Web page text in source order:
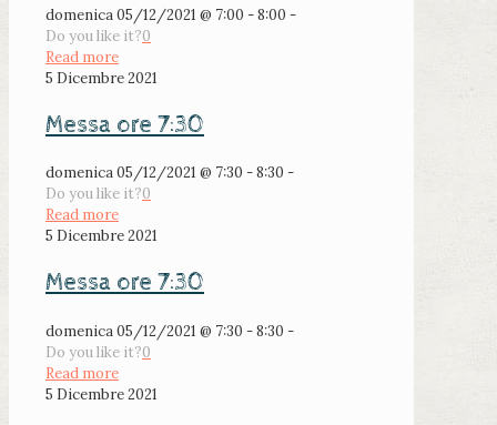
domenica 05/12/2021 @ 7:00 - 8:00 -
Do you like it?0
Read more
5 Dicembre 2021
Messa ore 7:30
domenica 05/12/2021 @ 7:30 - 8:30 -
Do you like it?0
Read more
5 Dicembre 2021
Messa ore 7:30
domenica 05/12/2021 @ 7:30 - 8:30 -
Do you like it?0
Read more
5 Dicembre 2021